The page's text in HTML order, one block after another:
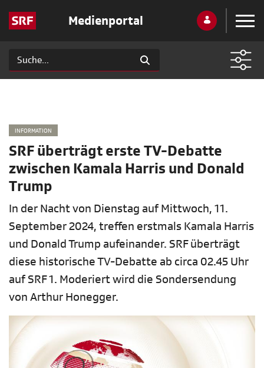
Medienportal
INFORMATION
SRF überträgt erste TV-Debatte
zwischen Kamala Harris und Donald
Trump
In der Nacht von Dienstag auf Mittwoch, 11.
September 2024, treffen erstmals Kamala Harris
und Donald Trump aufeinander. SRF überträgt
diese historische TV-Debatte ab circa 02.45 Uhr
auf SRF 1. Moderiert wird die Sondersendung
von Arthur Honegger.